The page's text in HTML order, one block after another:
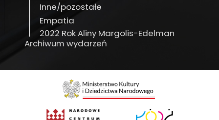
Inne/pozostałe
Empatia
2022 Rok Aliny Margolis-Edelman
Archiwum wydarzeń